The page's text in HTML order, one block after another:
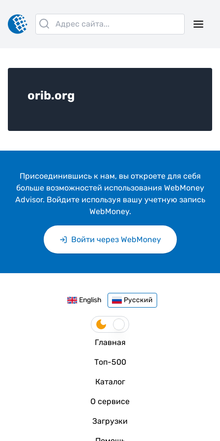
orib.org
Присоединившись к нам, вы откроeте для себя
больше возможностей использования WebMoney
Advisor. Войдите используя вашу учетную запись
WebMoney.
Войти через WebMoney
Главная
Топ-500
Каталог
О сервисе
Загрузки
English Русский